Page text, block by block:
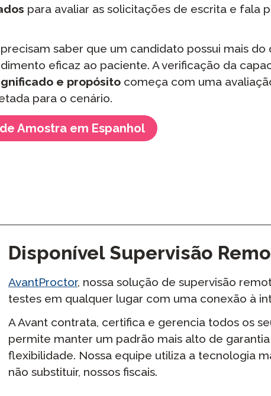
para avaliar as solicitações de escrita e fala
saber que um candidato possui mais do
eficaz ao paciente. A verificação da
e propósito começa com uma
para o cenário.
Amostra em Espanhol
Disponível Supervisão
AvantProctor, nossa solução de supervisão
testes em qualquer lugar com uma conexão à
A Avant contrata, certifica e gerencia todos os
permite manter um padrão mais alto de
flexibilidade. Nossa equipe utiliza a tecnologia
não substituir, nossos fiscais.